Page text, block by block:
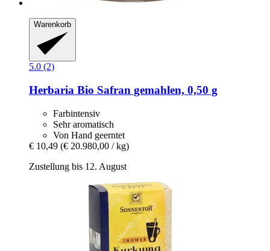
Warenkorb
5.0 (2)
Herbaria Bio Safran gemahlen, 0,50 g
Farbintensiv
Sehr aromatisch
Von Hand geerntet
€ 10,49 (€ 20.980,00 / kg)
Zustellung bis 12. August